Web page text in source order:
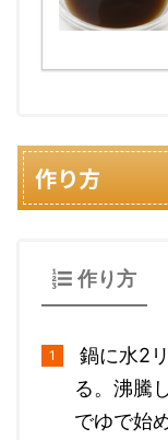
作り方
作り方
鍋に水2
る。沸騰
でゆで始